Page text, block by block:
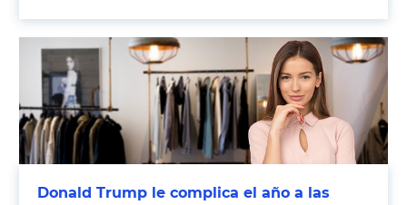
Donald Trump le complica el año a las